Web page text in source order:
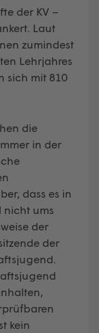
der KV –
Laut
zumindest
Lehrjahres
sich mit 810
die
in der
dass es in
nicht ums
der
der
kein